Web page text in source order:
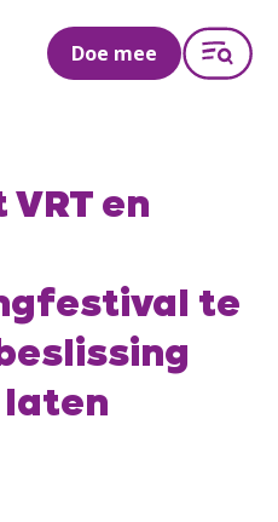
Doe mee
VRT en
te
laten